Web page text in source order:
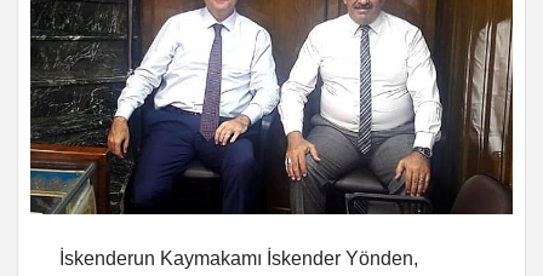
İskenderun Kaymakamı İskender Yönden,